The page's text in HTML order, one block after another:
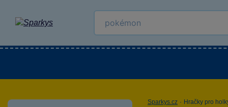
Sparkys.cz · Hračky pro